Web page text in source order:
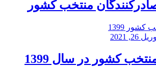
منتخب کشور
آوریل 26, 2021
کشور در سال 1399